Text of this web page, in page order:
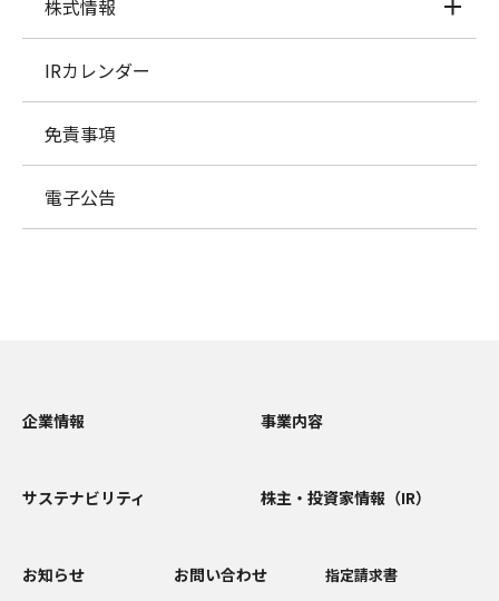
株式情報
IRカレンダー
免責事項
電子公告
企業情報 事業内容
サステナビリティ 株主・投資家情報（IR）
お知らせ お問い合わせ 指定請求書